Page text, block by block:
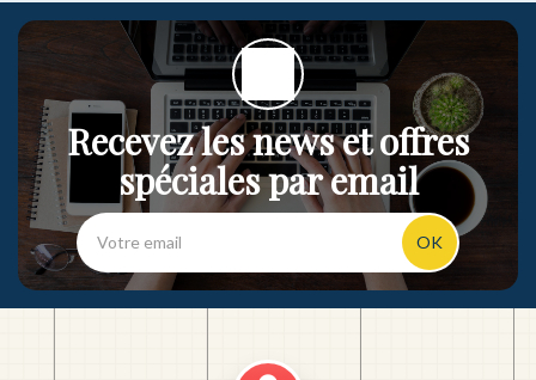
Recevez les news et offres
spéciales par email
OK